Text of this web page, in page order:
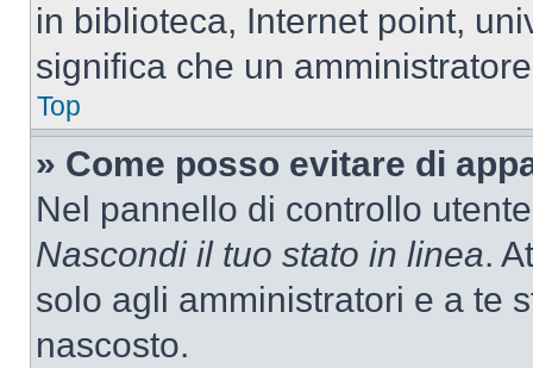
in biblioteca, Internet point,
significa che un
Top
» Come posso evitare di
Nel pannello di controllo
Nascondi il tuo stato in linea.
solo agli amministratori e a te
nascosto.